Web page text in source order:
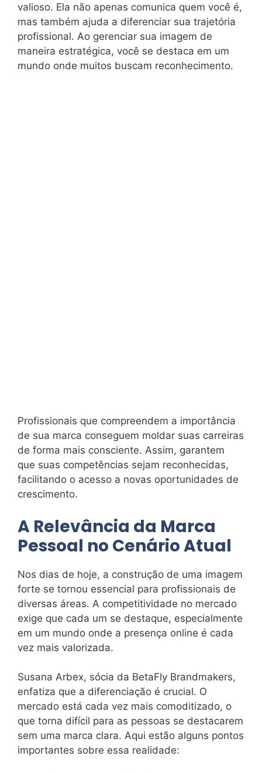
valioso. Ela não apenas comunica quem você é,
mas também ajuda a diferenciar sua trajetória
profissional. Ao gerenciar sua imagem de
maneira estratégica, você se destaca em um
mundo onde muitos buscam reconhecimento.
Profissionais que compreendem a importância
de sua marca conseguem moldar suas carreiras
de forma mais consciente. Assim, garantem
que suas competências sejam reconhecidas,
facilitando o acesso a novas oportunidades de
crescimento.
A Relevância da Marca
Pessoal no Cenário Atual
Nos dias de hoje, a construção de uma imagem
forte se tornou essencial para profissionais de
diversas áreas. A competitividade no mercado
exige que cada um se destaque, especialmente
em um mundo onde a presença online é cada
vez mais valorizada.
Susana Arbex, sócia da BetaFly Brandmakers,
enfatiza que a diferenciação é crucial. O
mercado está cada vez mais comoditizado, o
que torna difícil para as pessoas se destacarem
sem uma marca clara. Aqui estão alguns pontos
importantes sobre essa realidade: